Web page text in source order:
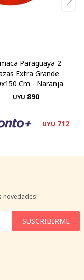
Paraguaya 2
Extra Grande
Cm - Naranja
UYU 890
UYU 712
novedades!
SUSCRIBIRME